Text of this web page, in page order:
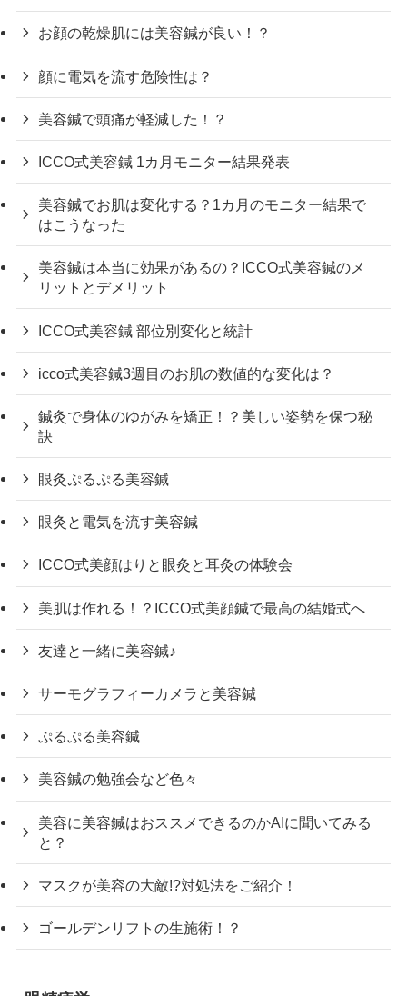
お顔の乾燥肌には美容鍼が良い！？
顔に電気を流す危険性は？
美容鍼で頭痛が軽減した！？
ICCO式美容鍼 1カ月モニター結果発表
美容鍼でお肌は変化する？1カ月のモニター結果で
はこうなった
美容鍼は本当に効果があるの？ICCO式美容鍼のメ
リットとデメリット
ICCO式美容鍼 部位別変化と統計
icco式美容鍼3週目のお肌の数値的な変化は？
鍼灸で身体のゆがみを矯正！？美しい姿勢を保つ秘
訣
眼灸ぷるぷる美容鍼
眼灸と電気を流す美容鍼
ICCO式美顔はりと眼灸と耳灸の体験会
美肌は作れる！？ICCO式美顔鍼で最高の結婚式へ
友達と一緒に美容鍼♪
サーモグラフィーカメラと美容鍼
ぷるぷる美容鍼
美容鍼の勉強会など色々
美容に美容鍼はおススメできるのかAIに聞いてみる
と？
マスクが美容の大敵!?対処法をご紹介！
ゴールデンリフトの生施術！？